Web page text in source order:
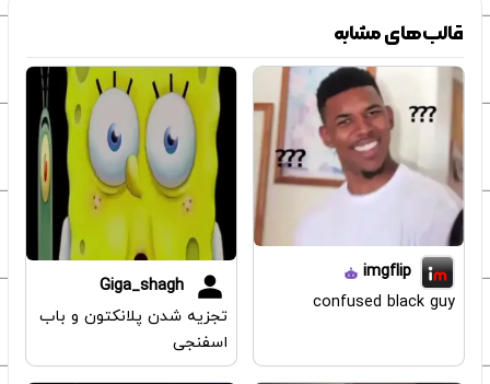
قالب‌های مشابه
imgflip
confused black guy
Giga_shagh
تجزیه شدن پلانکتون‌ و باب
اسفنجی